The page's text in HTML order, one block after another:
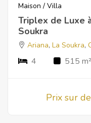
Maison / Villa
Triplex de Luxe
Soukra
Ariana, La Soukra,
4 515 m²
Prix sur